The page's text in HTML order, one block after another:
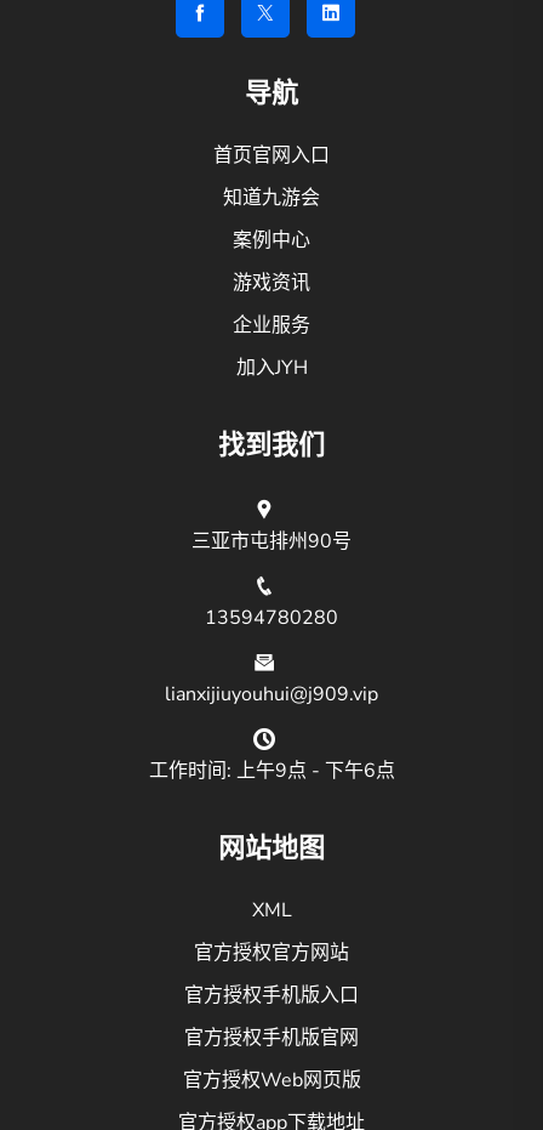
导航
首页官网入口
知道九游会
案例中心
游戏资讯
企业服务
加入JYH
找到我们
三亚市屯排州90号
13594780280
lianxijiuyouhui@j909.vip
工作时间: 上午9点 - 下午6点
网站地图
XML
官方授权官方网站
官方授权手机版入口
官方授权手机版官网
官方授权Web网页版
官方授权app下载地址